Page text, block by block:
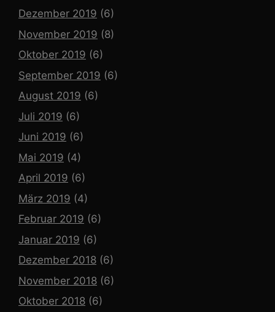
Dezember 2019 (6)
November 2019 (8)
Oktober 2019 (6)
September 2019 (6)
August 2019 (6)
Juli 2019 (6)
Juni 2019 (6)
Mai 2019 (4)
April 2019 (6)
März 2019 (4)
Februar 2019 (6)
Januar 2019 (6)
Dezember 2018 (6)
November 2018 (6)
Oktober 2018 (6)